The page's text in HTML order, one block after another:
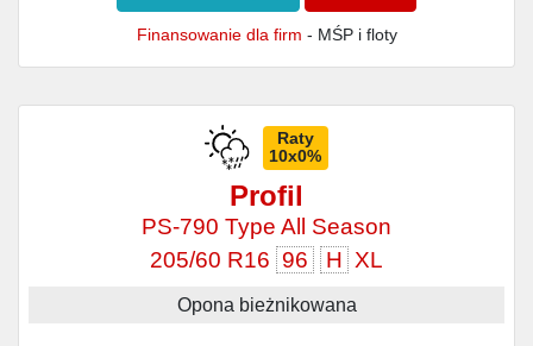
Finansowanie dla firm - MŚP i floty
Raty
10x0%
Profil
PS-790 Type All Season
205/60 R16 96 H XL
Opona bieżnikowana